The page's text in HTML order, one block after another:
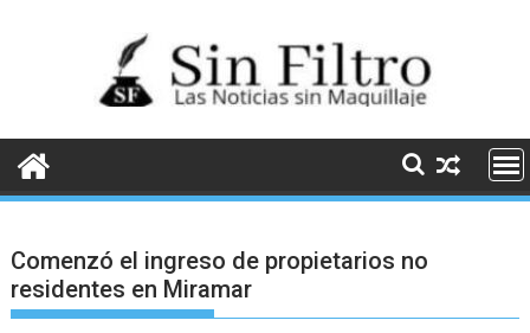
Comenzó el ingreso de propietarios no
residentes en Miramar